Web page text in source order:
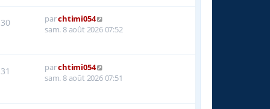
30 parchtimi054
sam. 8 août 2026 07:52
31 parchtimi054
sam. 8 août 2026 07:51